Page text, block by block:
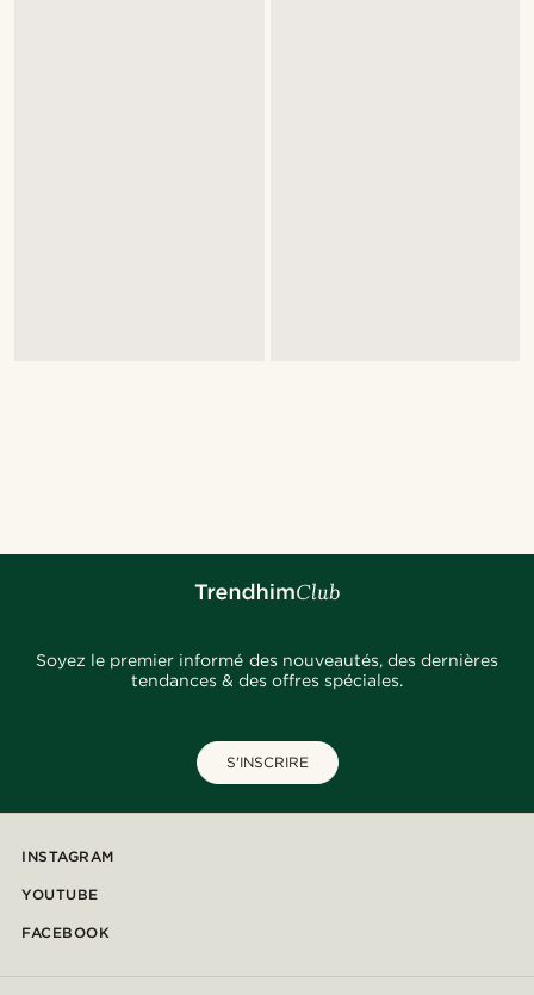
Soyez le premier informé des nouveautés, des dernières
tendances & des offres spéciales.
S'INSCRIRE
INSTAGRAM
YOUTUBE
FACEBOOK